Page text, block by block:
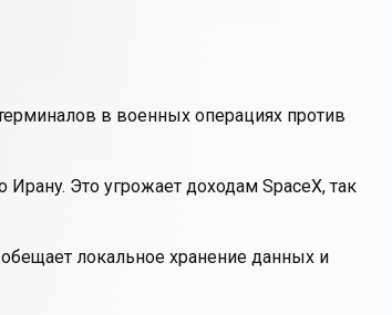
в военных операциях против
Это угрожает доходам SpaceX, так
локальное хранение данных и